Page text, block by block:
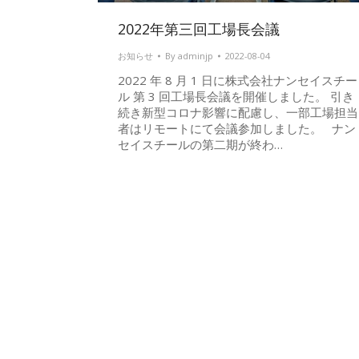
2022年第三回工場長会議
お知らせ By adminjp 2022-08-04
2022 年 8 月 1 日に株式会社ナンセイスチー
ル 第 3 回工場長会議を開催しました。 引き
続き新型コロナ影響に配慮し、一部工場担当
者はリモートにて会議参加しました。 ナン
セイスチールの第二期が終わ…